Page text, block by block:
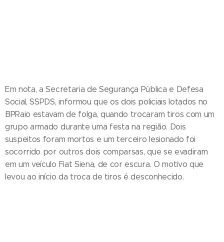
Em nota, a Secretaria de Segurança Pública e Defesa
Social, SSPDS, informou que os dois policiais lotados no
BPRaio estavam de folga, quando trocaram tiros com um
grupo armado durante uma festa na região. Dois
suspeitos foram mortos e um terceiro lesionado foi
socorrido por outros dois comparsas, que se evadiram
em um veículo Fiat Siena, de cor escura. O motivo que
levou ao início da troca de tiros é desconhecido.